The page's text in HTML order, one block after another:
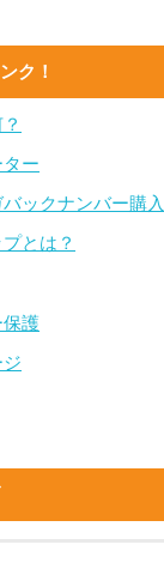
ク！
ー
ックナンバー購入
とは？
保護